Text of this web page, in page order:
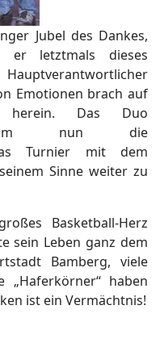
Jubel des Dankes,
letztmals dieses
Emotionen brach auf
herein. Das Duo
nun die
Turnier mit dem
Sinne weiter zu
Basketball-Herz
sein Leben ganz dem
Bamberg, viele
„Haferkörner“ haben
ist ein Vermächtnis!